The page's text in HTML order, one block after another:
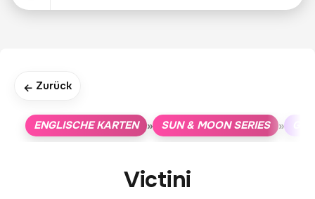
← Zurück
ENGLISCHE KARTEN » SUN & MOON SERIES »
Victini